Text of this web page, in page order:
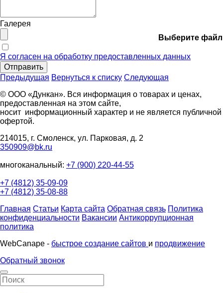
Галерея
Выберите файл
Я согласен на обработку предоставленных данных
Отправить
Предыдущая Вернуться к списку Следующая
© ООО «Дункан». Вся информация о товарах и ценах,
предоставленная на этом сайте,
носит информационный характер и не является публичной
офертой.
214015, г. Смоленск, ул. Парковая, д. 2
350909@bk.ru
многоканальный: +7 (900) 220-44-55
+7 (4812) 35-09-09
+7 (4812) 35-08-88
Главная Статьи Карта сайта Обратная связь Политика
конфиденциальности Вакансии Антикоррупционная
политика
WebCanape - быстрое создание сайтов и продвижение
Обратный звонок